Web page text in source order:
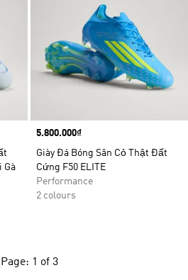
Gà
Price
5.800.000₫
Giày Đá Bóng Sân Cỏ Thật Đất
Cứng F50 ELITE
Performance
2 colours
Page: 1 of 3